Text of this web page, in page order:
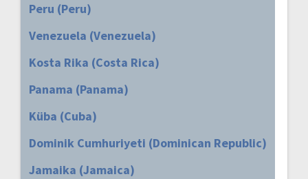
Peru (Peru)
Venezuela (Venezuela)
Kosta Rika (Costa Rica)
Panama (Panama)
Küba (Cuba)
Dominik Cumhuriyeti (Dominican Republic)
Jamaika (Jamaica)